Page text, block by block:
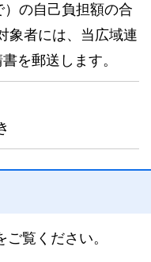
の自己負担額の合
象者には、当広域連
を郵送します。
覧ください。